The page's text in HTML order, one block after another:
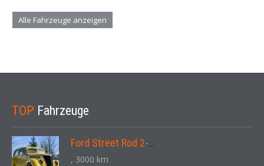
Alle Fahrzeuge anzeigen
TOP Fahrzeuge
Ford Street Rod 2-Door V8 Aut. 1937
, 3000 km